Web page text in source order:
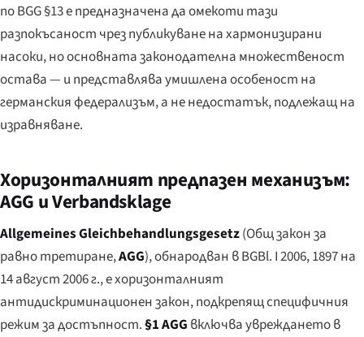
по BGG §13 е предназначена да омекоти тази
разпокъсаност чрез публикуване на хармонизирани
насоки, но основната законодателна множественост
остава — и представлява умишлена особеност на
германския федерализъм, а не недостатък, подлежащ на
изравняване.
Хоризонталният предпазен механизъм:
AGG иVerbandsklage
Allgemeines Gleichbehandlungsgesetz(Общ закон за
равно третиране,AGG), обнародван в BGBl. I 2006, 1897 на
14 август 2006 г., е хоризонталният
антидискриминационен закон, подкрепящ специфичния
режим за достъпност.§1 AGG включва увреждането в